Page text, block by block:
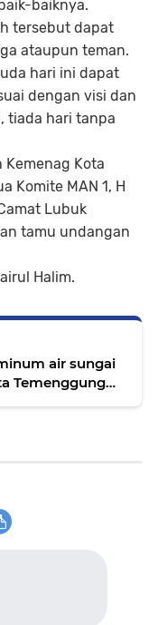
baiknya.
tersebut dapat
ataupun teman.
hari ini dapat
dengan visi dan
tiada hari tanpa
Kemenag Kota
Komite MAN 1, H
Lubuk
tamu undangan
Halim.
air sungai
Temenggung